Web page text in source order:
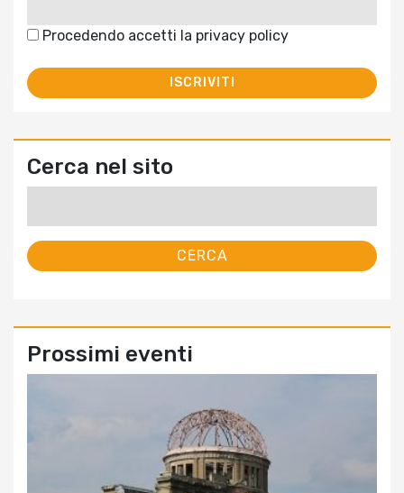
Procedendo accetti la privacy policy
Cerca nel sito
Prossimi eventi